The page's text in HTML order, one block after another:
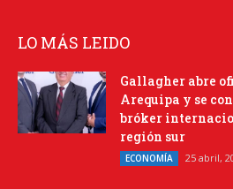
LO MÁS LEIDO
Gallagher abre
Arequipa y se
bróker
región sur
ECONOMÍA 25 abril,